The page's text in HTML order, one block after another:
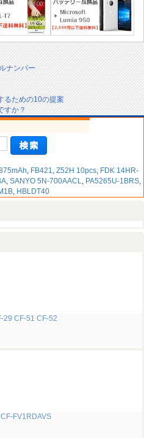
ナンバー
るための10の提案
すか？
, FB421, Z52H 10pcs, FDK 14HR-
, SANYO 5N-700AACL, PA5265U-1BRS,
, HBLDT40
29 CF-51 CF-52
FV1RDAVS